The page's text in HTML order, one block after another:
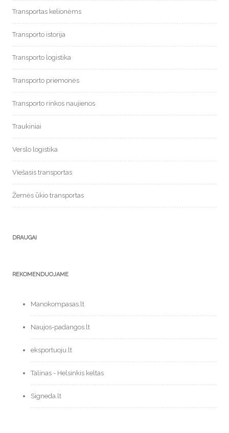
Transportas kelionėms
Transporto istorija
Transporto logistika
Transporto priemonės
Transporto rinkos naujienos
Traukiniai
Verslo logistika
Viešasis transportas
Žemės ūkio transportas
DRAUGAI
REKOMENDUOJAME
Manokompasas.lt
Naujos-padangos.lt
eksportuoju.lt
Talinas - Helsinkis keltas
Signeda.lt